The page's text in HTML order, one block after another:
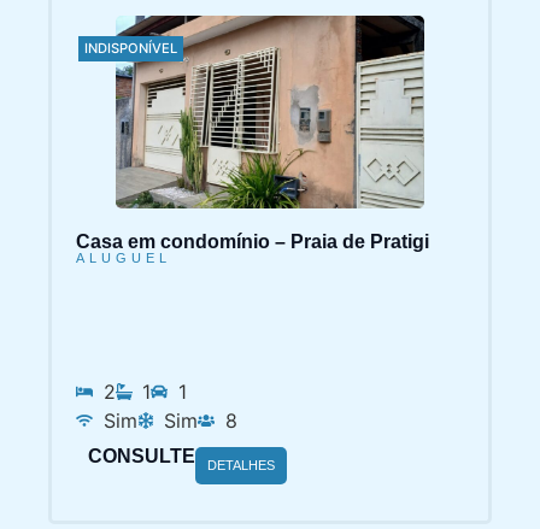
INDISPONÍVEL
Casa em condomínio – Praia de Pratigi
ALUGUEL
2 1
1
Sim
Sim 8
CONSULTE DETALHES